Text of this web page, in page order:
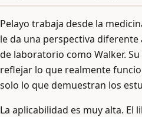
Pelayo trabaja desde la
le da una perspectiva
de laboratorio como Walker.
reflejar lo que realmente
solo lo que demuestran los
La aplicabilidad es muy alta. El